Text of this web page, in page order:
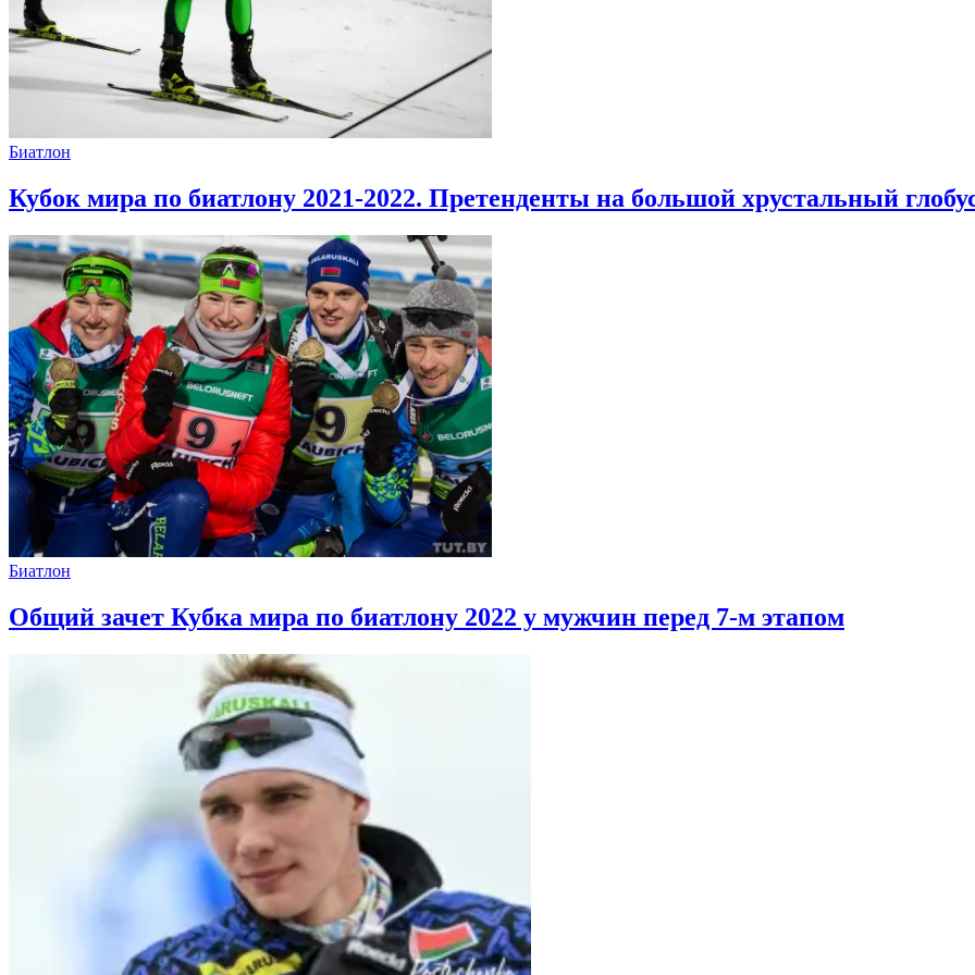
Биатлон
Кубок мира по биатлону 2021-2022. Претенденты на большой хрустальный
Биатлон
Общий зачет Кубка мира по биатлону 2022 у мужчин перед 7-м этапом